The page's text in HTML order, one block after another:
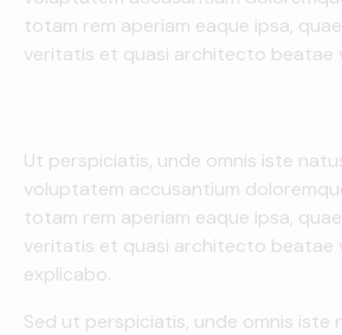
totam rem aperiam eaque ipsa,
veritatis et quasi architecto beatae
Ut perspiciatis, unde omnis iste
voluptatem accusantium
totam rem aperiam eaque ipsa,
veritatis et quasi architecto beatae
explicabo.
Sed ut perspiciatis, unde omnis iste